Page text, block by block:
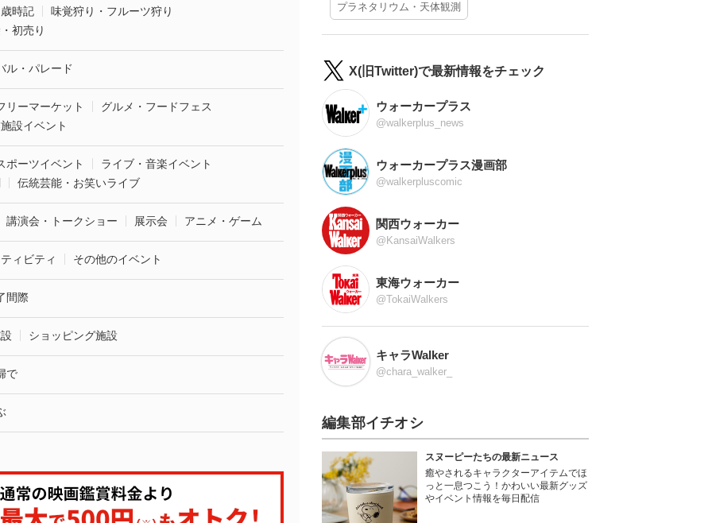
時記
味覚狩り・フルーツ狩り
初売り
ル・パレード
リーマーケット
グルメ・フードフェス
設イベント
ポーツイベント
ライブ・音楽イベント
伝統芸能・お笑いライブ
講演会・トークショー 展示会 アニメ・ゲーム
ィビティ その他のイベント
間際
ショッピング施設
で
プラネタリウム・天体観測
X(旧Twitter)で最新情報をチェック
ウォーカープラス
@walkerplus_news
ウォーカープラス漫画部
@walkerpluscomic
関西ウォーカー
@KansaiWalkers
東海ウォーカー
@TokaiWalkers
キャラWalker
@chara_walker_
編集部イチオシ
スヌーピーたちの最新ニュース
癒やされるキャラクターアイテムでほ
っと一息つこう！かわいい最新グッズ
やイベント情報を毎日配信